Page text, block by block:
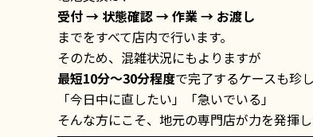
受付 → 状態確認 → 作業 → お渡し
までをすべて店内で行います。
そのため、混雑状況にもよりますが
最短10分〜30分程度で完了するケースも珍
「今日中に直したい」「急いでいる」
そんな方にこそ、地元の専門店が力を発揮し